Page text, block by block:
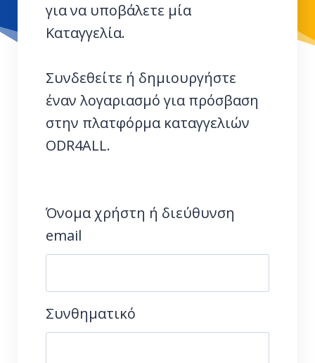
για να υποβάλετε μία
Καταγγελία.
Συνδεθείτε ή δημιουργήστε
έναν λογαριασμό για πρόσβαση
στην πλατφόρμα καταγγελιών
ODR4ALL.
Όνομα χρήστη ή διεύθυνση
email
Συνθηματικό